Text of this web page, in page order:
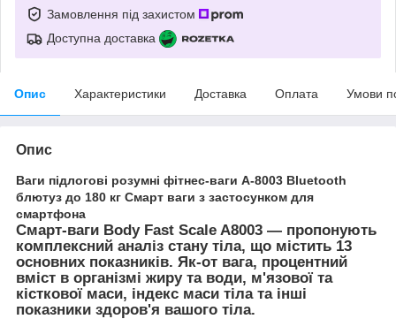
Замовлення під захистом
Доступна доставка
Опис Характеристики Доставка Оплата Умови
Опис
Ваги підлогові розумні фітнес-ваги А-8003 Bluetooth
блютуз до 180 кг Смарт ваги з застосунком для
смартфона
Смарт-ваги Body Fast Scale A8003 — пропонують
комплексний аналіз стану тіла, що містить 13
основних показників. Як-от вага, процентний
вміст в організмі жиру та води, м'язової та
кісткової маси, індекс маси тіла та інші
показники здоров'я вашого тіла.